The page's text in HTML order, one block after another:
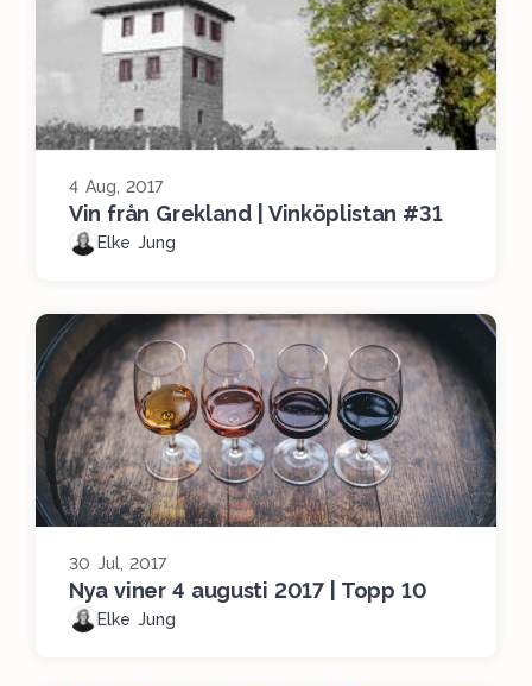
4 Aug, 2017
Vin från Grekland | Vinköplistan #31
Elke Jung
30 Jul, 2017
Nya viner 4 augusti 2017 | Topp 10
Elke Jung